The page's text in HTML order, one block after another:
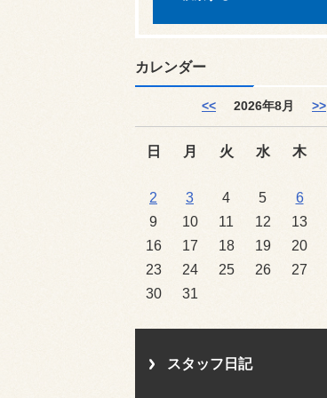
カレンダー
<< 2026年8月 >>
日 月 火 水 木
2
3 4 5 6
9
10 11 12 13
16
17 18 19 20
23
24 25 26 27
30
31
スタッフ日記